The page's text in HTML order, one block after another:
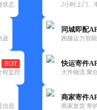
状态
迹
HOT
程监控
信息
2小时上门，
同城即配
跑腿运力智
快运寄件
大件物流 聚
商家寄件
商家发货 寄
00:00:00